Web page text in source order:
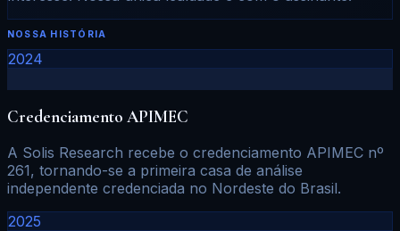
NOSSA HISTÓRIA
2024
Credenciamento APIMEC
A Solis Research recebe o credenciamento APIMEC nº
261, tornando-se a primeira casa de análise
independente credenciada no Nordeste do Brasil.
2025